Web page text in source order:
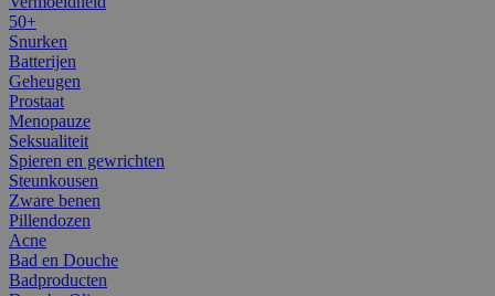
50+
Snurken
Batterijen
Geheugen
Prostaat
Menopauze
Seksualiteit
Spieren en gewrichten
Steunkousen
Zware benen
Pillendozen
Acne
Bad en Douche
Badproducten